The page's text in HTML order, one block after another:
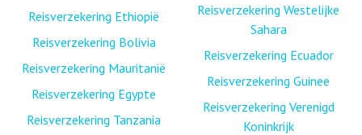
Reisverzekering Ethiopië
Reisverzekering Bolivia
Reisverzekering Mauritanië
Reisverzekering Egypte
Reisverzekering Tanzania
Reisverzekering Westelijke
Sahara
Reisverzekering Ecuador
Reisverzekering Guinee
Reisverzekering Verenigd
Koninkrijk